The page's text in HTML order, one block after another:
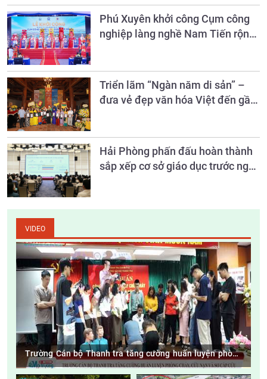
Phú Xuyên khởi công Cụm công
nghiệp làng nghề Nam Tiến rộng
Triển lãm “Ngàn năm di sản” –
đưa vẻ đẹp văn hóa Việt đến gần
Hải Phòng phấn đấu hoàn thành
sắp xếp cơ sở giáo dục trước ngày
VIDEO
Trường Cán bộ Thanh tra tăng cường huấn luyện phòng
cháy, cứu nạn và sơ cấp cứu